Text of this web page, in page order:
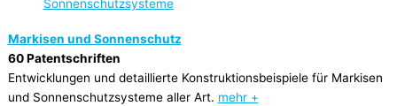
Markisen und Sonnenschutz
60 Patentschriften
Entwicklungen und detaillierte Konstruktionsbeispiele für Markisen
und Sonnenschutzsysteme aller Art. mehr +